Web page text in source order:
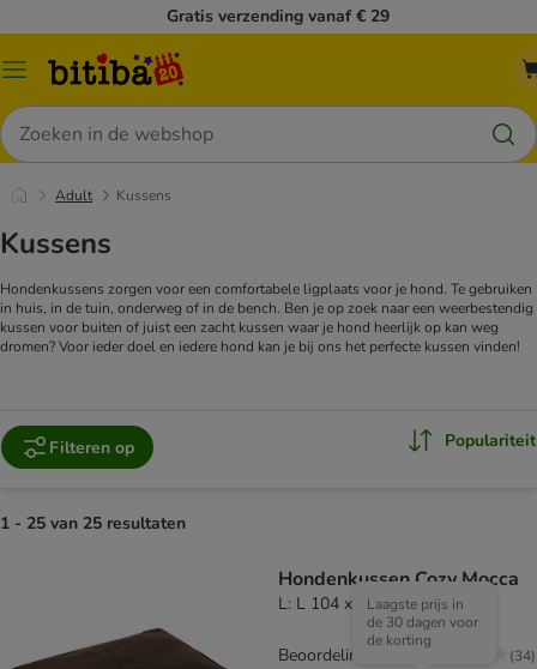
Gratis verzending vanaf € 29
Catalogusmenu
Zoeken
Adult Kussens
Kussens
Hondenkussens zorgen voor een comfortabele ligplaats voor je hond. Te gebruiken
in huis, in de tuin, onderweg of in de bench. Ben je op zoek naar een weerbestendig
kussen voor buiten of juist een zacht kussen waar je hond heerlijk op kan weg
dromen? Voor ieder doel en iedere hond kan je bij ons het perfecte kussen vinden!
Filteren op Populariteit
1 - 25 van 25 resultaten
Hondenkussen Cozy Mocca
L: L 104 x B 68 x H 8 cm
Laagste prijs in
de 30 dagen voor
de korting
Beoordeling: 4.1/5 (34)